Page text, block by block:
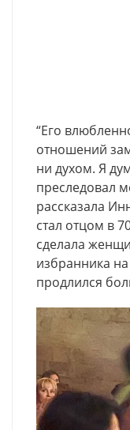
“Его
отношений
ни духом. Я
преследовал
рассказала
стал отцом в
сделала
избранника на
продлился